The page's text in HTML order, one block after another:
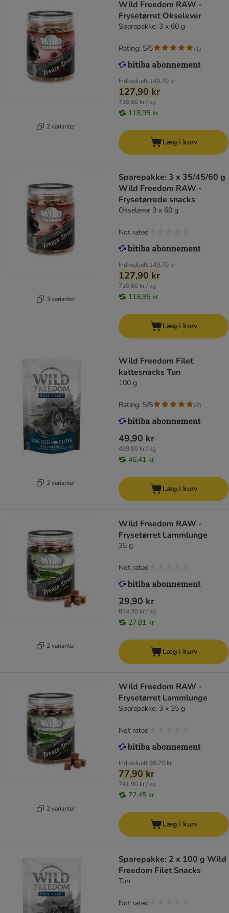
2 varianter
Wild Freedom RAW -
Frysetørret Okselever
Sparepakke: 3 x 60 g
Individuelt 149,70 kr
127,90 kr
710,60 kr / kg
118,95 kr
Rating: 5/5 (1)
Læg i kurv
3 varianter
Sparepakke: 3 x 35/45/60 g
Wild Freedom RAW -
Frysetørrede snacks
Okselever 3 x 60 g
Individuelt 149,70 kr
127,90 kr
710,60 kr / kg
118,95 kr
Not rated
Læg i kurv
2 varianter
Wild Freedom Filet
kattesnacks Tun
100 g
49,90 kr
499,00 kr / kg
46,41 kr
Rating: 5/5 (2)
Læg i kurv
2 varianter
Wild Freedom RAW -
Frysetørret Lammlunge
35 g
29,90 kr
854,30 kr / kg
27,81 kr
Not rated
Læg i kurv
2 varianter
Wild Freedom RAW -
Frysetørret Lammlunge
Sparepakke: 3 x 35 g
Individuelt89,70 kr
77,90 kr
741,90 kr / kg
72,45 kr
Not rated
Læg i kurv
Sparepakke: 2 x 100 g Wild
Freedom Filet Snacks
Tun
Not rated